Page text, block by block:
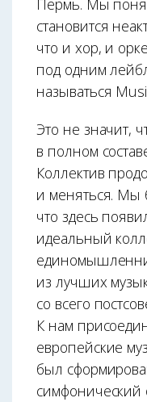
Пермь. Мы
становится
что и хор, и
под одним
называться
Это не значит,
в полном
Коллектив
и меняться. Мы
что здесь
идеальный
из лучших
со всего
К нам
европейские
был